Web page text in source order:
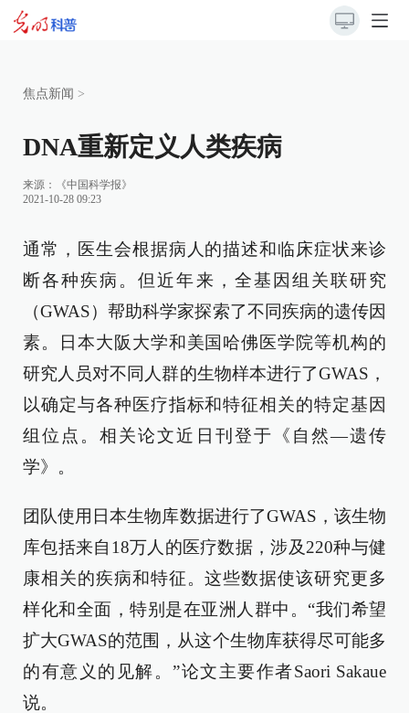
焦点新闻 >
DNA重新定义人类疾病
来源：
《中国科学报》
2021-10-28 09:23
通常，医生会根据病人的描述和临床症状来诊
断各种疾病。但近年来，全基因组关联研究
（GWAS）帮助科学家探索了不同疾病的遗传因
素。日本大阪大学和美国哈佛医学院等机构的
研究人员对不同人群的生物样本进行了GWAS，
以确定与各种医疗指标和特征相关的特定基因
组位点。相关论文近日刊登于《自然—遗传
学》。
团队使用日本生物库数据进行了GWAS，该生物
库包括来自18万人的医疗数据，涉及220种与健
康相关的疾病和特征。这些数据使该研究更多
样化和全面，特别是在亚洲人群中。“我们希望
扩大GWAS的范围，从这个生物库获得尽可能多
的有意义的见解。”论文主要作者Saori Sakaue
说。